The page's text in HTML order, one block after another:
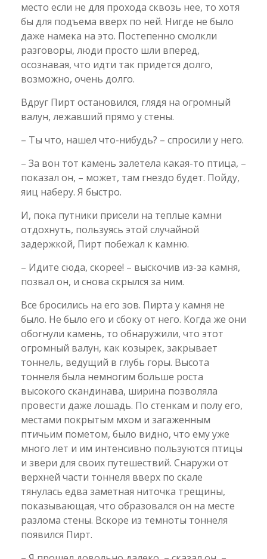
место если не для прохода сквозь нее, то хотя
бы для подъема вверх по ней. Нигде не было
даже намека на это. Постепенно смолкли
разговоры, люди просто шли вперед,
осознавая, что идти так придется долго,
возможно, очень долго.
Вдруг Пирт остановился, глядя на огромный
валун, лежавший прямо у стены.
– Ты что, нашел что-нибудь? – спросили у него.
– За вон тот камень залетела какая-то птица, –
показал он, – может, там гнездо будет. Пойду,
яиц наберу. Я быстро.
И, пока путники присели на теплые камни
отдохнуть, пользуясь этой случайной
задержкой, Пирт побежал к камню.
– Идите сюда, скорее! – выскочив из-за камня,
позвал он, и снова скрылся за ним.
Все бросились на его зов. Пирта у камня не
было. Не было его и сбоку от него. Когда же они
обогнули камень, то обнаружили, что этот
огромный валун, как козырек, закрывает
тоннель, ведущий в глубь горы. Высота
тоннеля была немногим больше роста
высокого скандинава, ширина позволяла
провести даже лошадь. По стенкам и полу его,
местами покрытым мхом и загаженным
птичьим пометом, было видно, что ему уже
много лет и им интенсивно пользуются птицы
и звери для своих путешествий. Снаружи от
верхней части тоннеля вверх по скале
тянулась едва заметная ниточка трещины,
показывающая, что образовался он на месте
разлома стены. Вскоре из темноты тоннеля
появился Пирт.